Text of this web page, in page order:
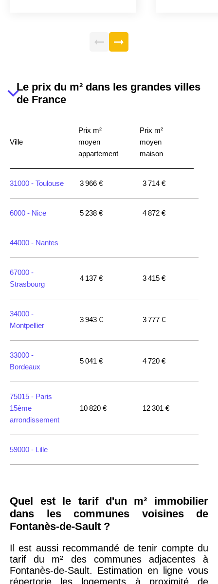
Le prix du m² dans les grandes villes
de France
Ville
Prix m²
moyen
appartement
Prix m²
moyen
maison
31000 - Toulouse 3 966 € 3 714 €
6000 - Nice 5 238 € 4 872 €
44000 - Nantes
67000 -
Strasbourg
4 137 € 3 415 €
34000 -
Montpellier
3 943 € 3 777 €
33000 -
Bordeaux
5 041 € 4 720 €
75015 - Paris
15ème
arrondissement
10 820 € 12 301 €
59000 - Lille
75018 -
Paris
arrondissement
10 114 €
75020 -Paris
20ème
9 623 € 11 141 €
Quel est le tarif d'un m² immobilier
dans les communes voisines de
Fontanès-de-Sault ?
Il est aussi recommandé de tenir compte du
tarif du m² des communes adjacentes à
Fontanès-de-Sault. Estimation en ligne vous
répertorie les logements à proximité de